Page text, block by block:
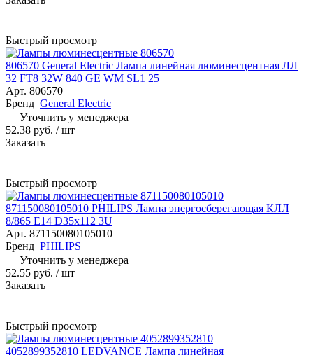
Быстрый просмотр
806570 General Electric Лампа линейная люминесцентная ЛЛ
32 FT8 32W 840 GE WM SL1 25
Арт. 806570
Бренд General Electric
Уточнить у менеджера
52.38 руб. / шт
Заказать
Быстрый просмотр
871150080105010 PHILIPS Лампа энергосберегающая КЛЛ
8/865 E14 D35x112 3U
Арт. 871150080105010
Бренд PHILIPS
Уточнить у менеджера
52.55 руб. / шт
Заказать
Быстрый просмотр
4052899352810 LEDVANCE Лампа линейная